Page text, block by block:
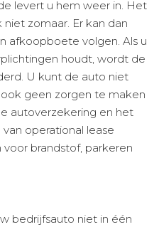
levert u hem weer in. Het
zomaar. Er kan dan
afkoopboete volgen. Als u
houdt, wordt de
U kunt de auto niet
geen zorgen te maken
autoverzekering en het
operational lease
brandstof, parkeren
bedrijfsauto niet in één